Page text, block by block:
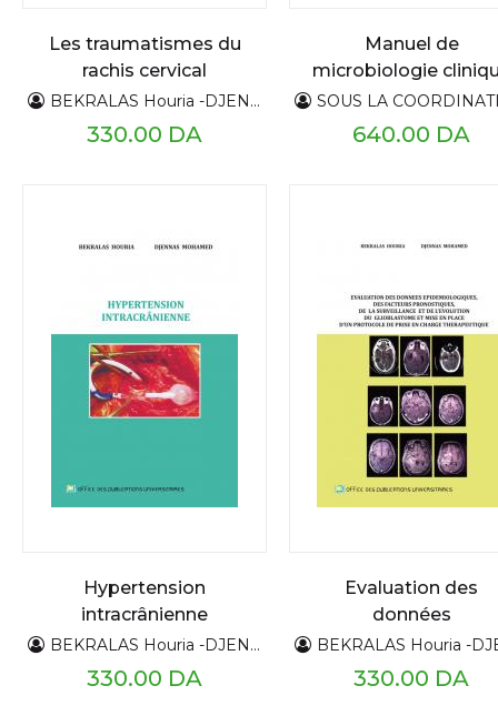
Les traumatismes du
rachis cervical
BEKRALAS Houria -DJENNAS Mohamed
330.00 DA
Manuel de
microbiologie
SOUS LA COORDINATION DE :
640.00 DA
Hypertension
intracrânienne
BEKRALAS Houria -DJENNAS Mohamed
330.00 DA
Evaluation des
données
épidémiologiques,
des facteurs
BEKRALAS Houria -DJENNAS
330.00 DA